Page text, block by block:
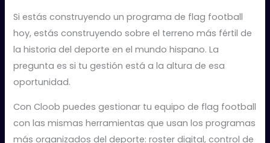
Si estás construyendo un programa de flag football
hoy, estás construyendo sobre el terreno más fértil de
la historia del deporte en el mundo hispano. La
pregunta es si tu gestión está a la altura de esa
oportunidad.
Con Cloob puedes gestionar tu equipo de flag football
con las mismas herramientas que usan los programas
más organizados del deporte: roster digital, control de